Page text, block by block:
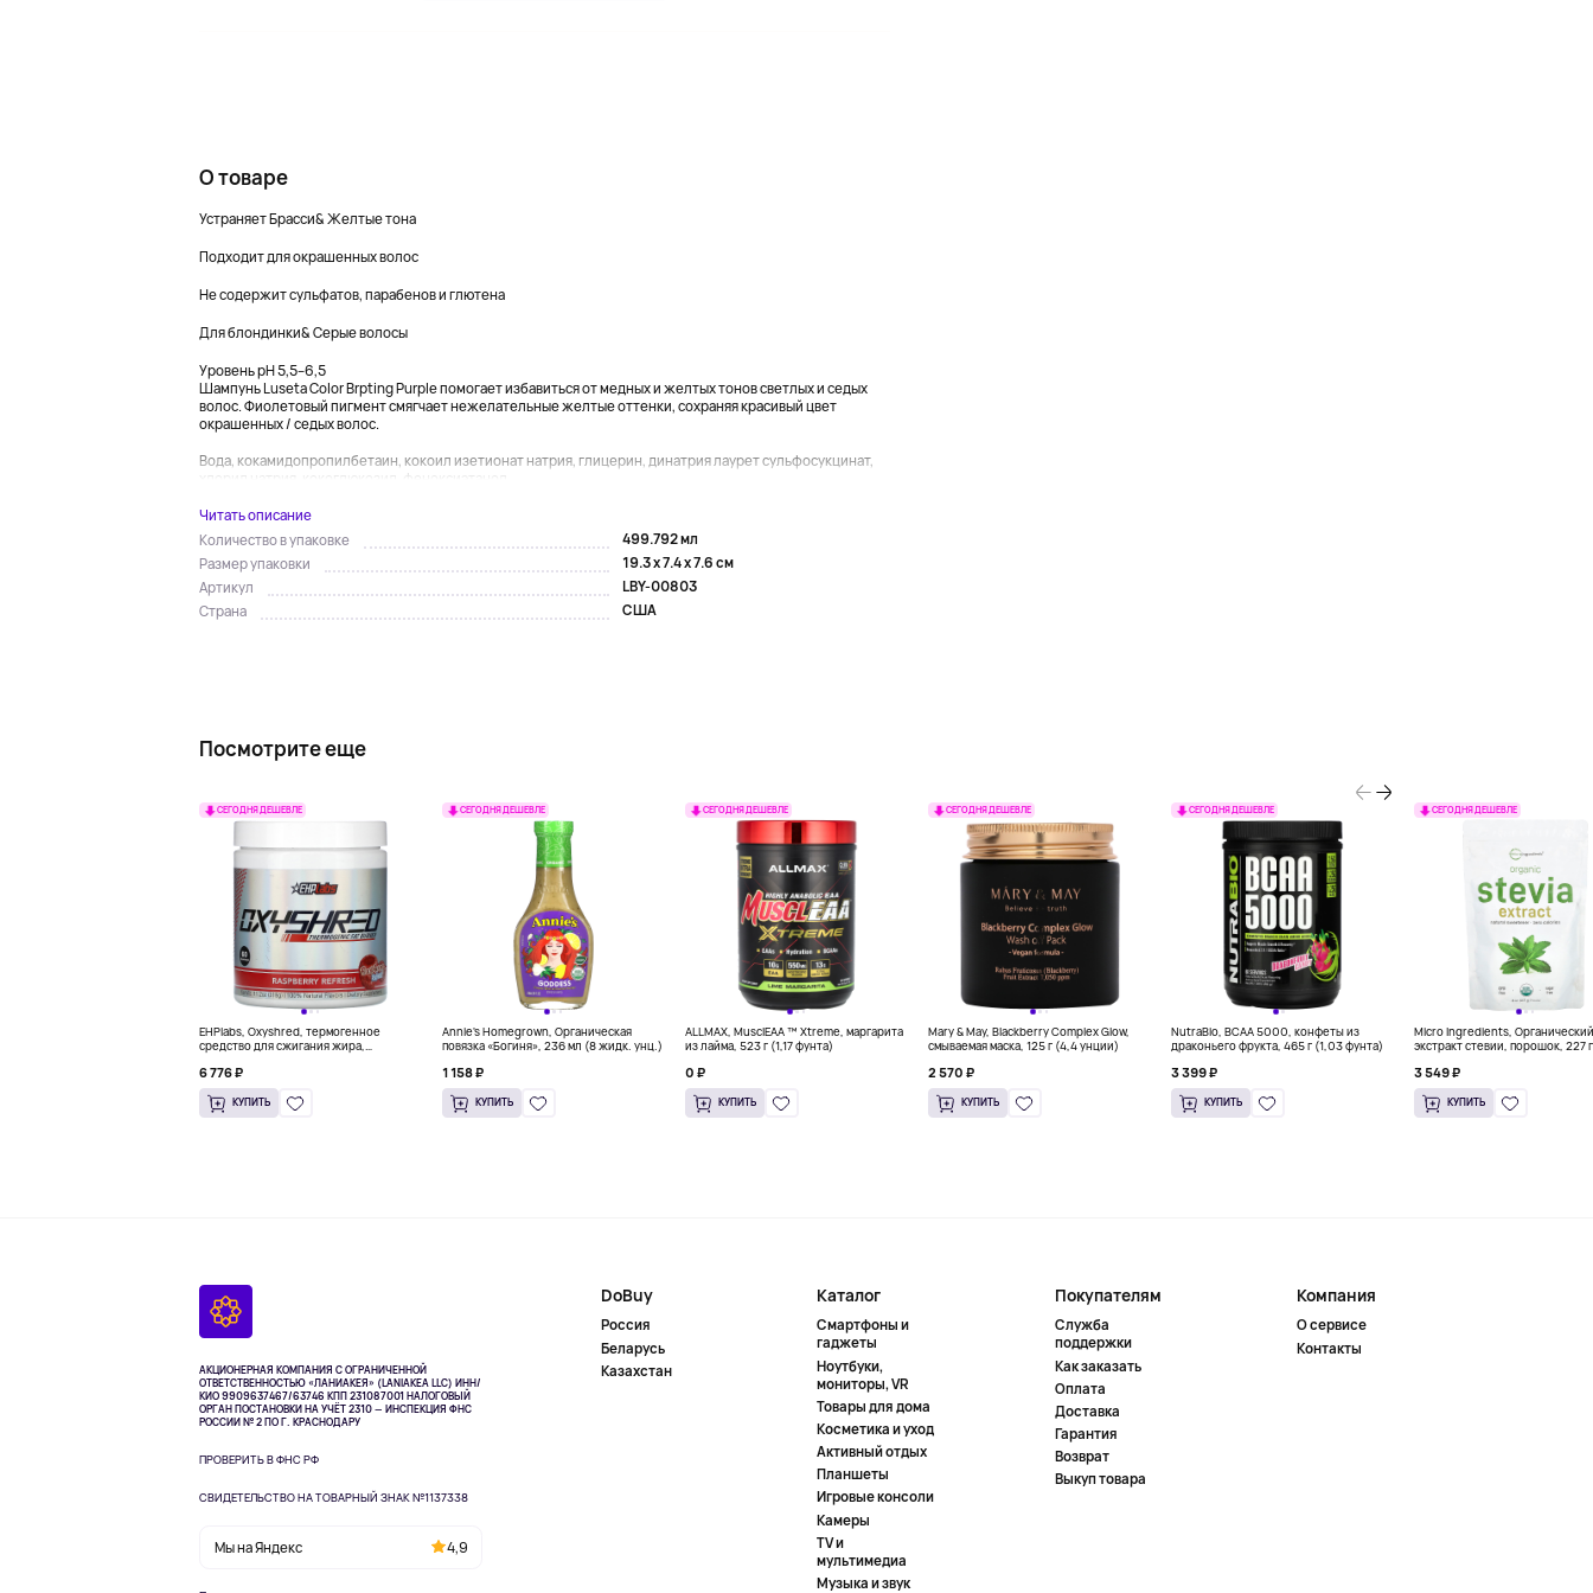
О товаре
Устраняет Брасси& Желтые тона
Подходит для окрашенных волос
Не содержит сульфатов, парабенов и глютена
Для блондинки& Серые волосы
Уровень pH 5,5–6,5
Шампунь Luseta Color Brpting Purple помогает избавиться от медных и желтых тонов светлых и седых
волос. Фиолетовый пигмент смягчает нежелательные желтые оттенки, сохраняя красивый цвет
окрашенных / седых волос.
Вода, кокамидопропилбетаин, кокоил изетионат натрия, глицерин, динатрия лаурет сульфосукцинат,
хлорид натрия, кокоглюкозид, феноксиэтанол,...
Читать описание
Количество в упаковке
499.792 мл
Размер упаковки
19.3 x 7.4 x 7.6 см
Артикул
LBY-00803
Страна
США
Посмотрите еще
СЕГОДНЯ ДЕШЕВЛЕ
EHPlabs, Oxyshred, термогенное
средство для сжигания жира,
унции)
6 776 ₽
КУПИТЬ
СЕГОДНЯ ДЕШЕВЛЕ
Annie's Homegrown, Органическая
повязка «Богиня», 236 мл (8 жидк. унц.)
1 158 ₽
КУПИТЬ
СЕГОДНЯ ДЕШЕВЛЕ
ALLMAX, MusclEAA ™ Xtreme, маргарита
из лайма, 523 г (1,17 фунта)
0 ₽
КУПИТЬ
СЕГОДНЯ ДЕШЕВЛЕ
Mary & May, Blackberry Complex Glow,
смываемая маска, 125 г (4,4 унции)
2 570 ₽
КУПИТЬ
СЕГОДНЯ ДЕШЕВЛЕ
NutraBio, BCAA 5000, конфеты из
драконьего фрукта, 465 г (1,03 фунта)
3 399 ₽
КУПИТЬ
СЕГОДНЯ ДЕШЕВЛЕ
Micro Ingredients, Органический
экстракт стевии, порошок, 227
3 549 ₽
КУПИТЬ
АКЦИОНЕРНАЯ КОМПАНИЯ С ОГРАНИЧЕННОЙ
ОТВЕТСТВЕННОСТЬЮ «ЛАНИАКЕЯ» (LANIAKEA LLC) ИНН/
КИО 9909637467/63746 КПП 231087001НАЛОГОВЫЙ
ОРГАН ПОСТАНОВКИ НА УЧЁТ 2310 — ИНСПЕКЦИЯ ФНС
РОССИИ № 2 ПО Г. КРАСНОДАРУ
ПРОВЕРИТЬ В ФНС РФ
СВИДЕТЕЛЬСТВО НА ТОВАРНЫЙ ЗНАК №1137338
Мы на Яндекс 4,9
DoBuy
Россия
Беларусь
Казахстан
Каталог
Смартфоны и
гаджеты
Ноутбуки,
мониторы, VR
Товары для дома
Косметика и уход
Активный отдых
Планшеты
Игровые консоли
Камеры
TV и
мультимедиа
Музыка и звук
Покупателям
Служба
поддержки
Как заказать
Оплата
Доставка
Гарантия
Возврат
Выкуп товара
Компания
О сервисе
Контакты